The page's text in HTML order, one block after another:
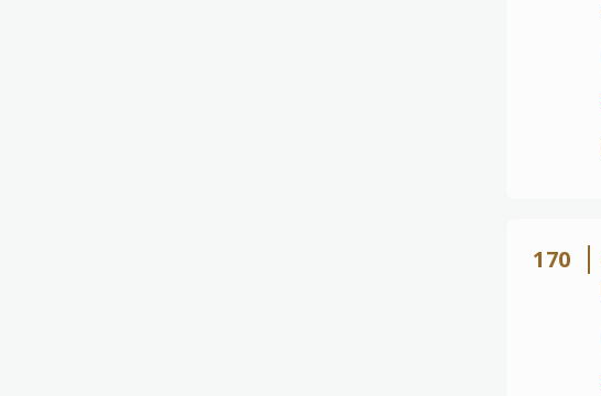
170